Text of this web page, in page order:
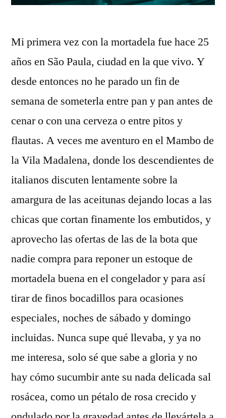
Mi primera vez con la mortadela fue hace 25
años en São Paula, ciudad en la que vivo. Y
desde entonces no he parado un fin de
semana de someterla entre pan y pan antes de
cenar o con una cerveza o entre pitos y
flautas. A veces me aventuro en el Mambo de
la Vila Madalena, donde los descendientes de
italianos discuten lentamente sobre la
amargura de las aceitunas dejando locas a las
chicas que cortan finamente los embutidos, y
aprovecho las ofertas de las de la bota que
nadie compra para reponer un estoque de
mortadela buena en el congelador y para así
tirar de finos bocadillos para ocasiones
especiales, noches de sábado y domingo
incluidas. Nunca supe qué llevaba, y ya no
me interesa, solo sé que sabe a gloria y no
hay cómo sucumbir ante su nada delicada sal
rosácea, como un pétalo de rosa crecido y